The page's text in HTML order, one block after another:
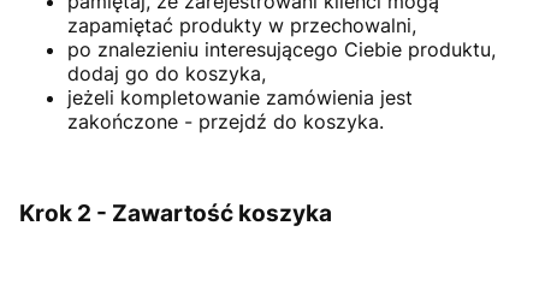
zapamiętać produkty w przechowalni,
po znalezieniu interesującego Ciebie produktu,
dodaj go do koszyka,
jeżeli kompletowanie zamówienia jest
zakończone - przejdź do koszyka.
Krok 2 - Zawartość koszyka